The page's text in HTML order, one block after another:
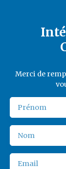
Merci de
Prénom
Nom
Email